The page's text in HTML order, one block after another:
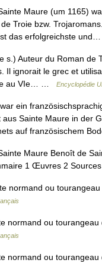
Maure (um 1165)
Troie bzw.
das erfolgreichste
s.) Auteur du Roman de
Il ignorait le grec et
au VIe… …
Encyclopédie
ein
Sainte Maure in der
auf französischem
Maure Benoît de
1 Œuvres 2
normand ou
normand ou
normand ou